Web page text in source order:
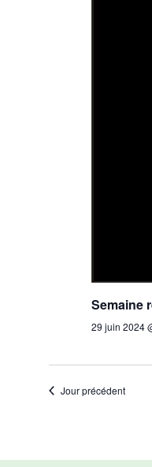
Semaine
29 juin 2024
Jour précédent